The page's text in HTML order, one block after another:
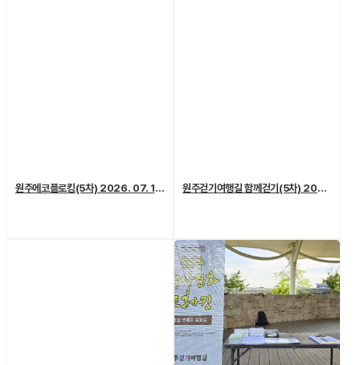
원주에코플로킹(5차) 2026. 07. 18. (토) 원주걷기여행길 함께걷기(5차) 2026. 7. 11.(토)